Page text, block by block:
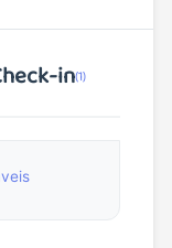
in(1)